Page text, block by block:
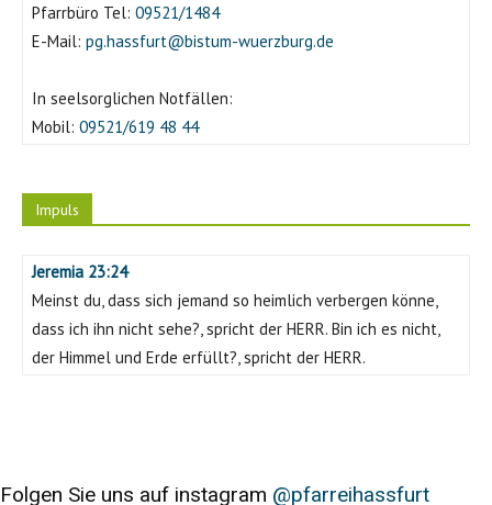
Pfarrbüro Tel: 09521/1484
E-Mail: pg.hassfurt@bistum-wuerzburg.de
In seelsorglichen Notfällen:
Mobil: 09521/619 48 44
Impuls
Jeremia 23:24
Meinst du, dass sich jemand so heimlich verbergen könne,
dass ich ihn nicht sehe?, spricht der HERR. Bin ich es nicht,
der Himmel und Erde erfüllt?, spricht der HERR.
Folgen Sie uns auf instagram @pfarreihassfurt